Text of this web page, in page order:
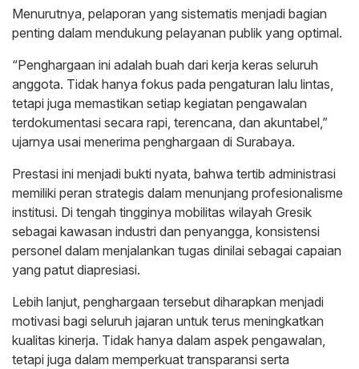
Menurutnya, pelaporan yang sistematis menjadi bagian
penting dalam mendukung pelayanan publik yang optimal.
“Penghargaan ini adalah buah dari kerja keras seluruh
anggota. Tidak hanya fokus pada pengaturan lalu lintas,
tetapi juga memastikan setiap kegiatan pengawalan
terdokumentasi secara rapi, terencana, dan akuntabel,”
ujarnya usai menerima penghargaan di Surabaya.
Prestasi ini menjadi bukti nyata, bahwa tertib administrasi
memiliki peran strategis dalam menunjang profesionalisme
institusi. Di tengah tingginya mobilitas wilayah Gresik
sebagai kawasan industri dan penyangga, konsistensi
personel dalam menjalankan tugas dinilai sebagai capaian
yang patut diapresiasi.
Lebih lanjut, penghargaan tersebut diharapkan menjadi
motivasi bagi seluruh jajaran untuk terus meningkatkan
kualitas kinerja. Tidak hanya dalam aspek pengawalan,
tetapi juga dalam memperkuat transparansi serta